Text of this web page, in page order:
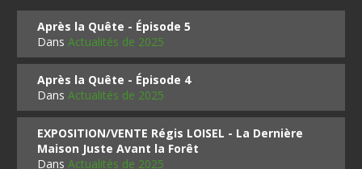
Après la Quête - Épisode 5
DansActualités de 2025
Après la Quête - Épisode 4
DansActualités de 2025
EXPOSITION/VENTE Régis LOISEL - La Dernière
Maison Juste Avant la Forêt
DansActualités de 2025